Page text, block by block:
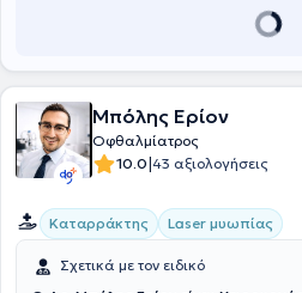
Μπόλης Ερίον
Οφθαλμίατρος
10.0|43 αξιολογήσεις
Καταρράκτης Laser μυωπίας
Σχετικά με τον ειδικό